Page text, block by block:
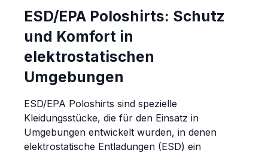
ESD/EPA Poloshirts: Schutz
und Komfort in
elektrostatischen
Umgebungen
ESD/EPA Poloshirts sind spezielle
Kleidungsstücke, die für den Einsatz in
Umgebungen entwickelt wurden, in denen
elektrostatische Entladungen (ESD) ein